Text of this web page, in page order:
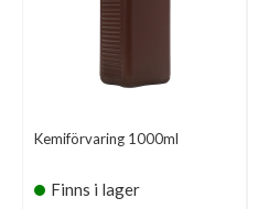
Kemiförvaring 1000ml
Finns i lager